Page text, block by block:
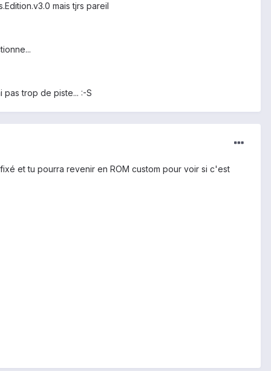
mais tjrs pareil
trop de piste... :-S
et tu pourra revenir en ROM custom pour voir si c'est